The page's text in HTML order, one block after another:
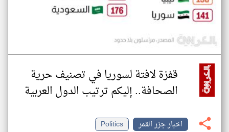
قفزة لافتة لسوريا في تصنيف حرية
الصحافة.. إليكم ترتيب الدول العربية
اخبار جزر القمر
Politics